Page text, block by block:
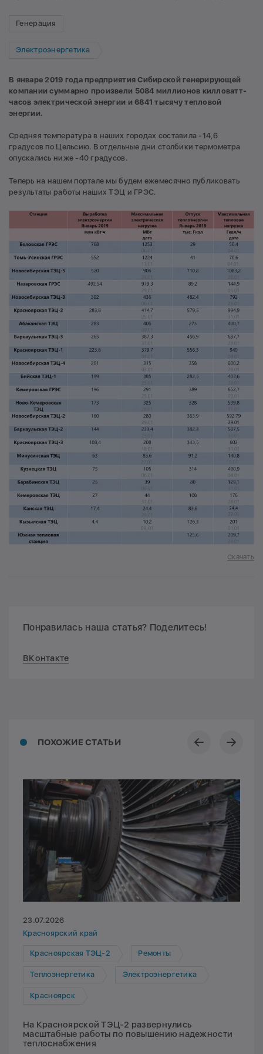
Генерация
Электроэнергетика
В январе 2019 года предприятия Сибирской генерирующей
компании суммарно произвели 5084 миллионов килловатт-
часов электрической энергии и 6841 тысячу тепловой
энергии.
Средняя температура в наших городах составила -14,6
градусов по Цельсию. В отдельные дни столбики термометра
опускались ниже -40 градусов.
Теперь на нашем портале мы будем ежемесячно публиковать
результаты работы наших ТЭЦ и ГРЭС.
Скачать
Понравилась наша статья? Поделитесь!
ВКонтакте
ПОХОЖИЕ СТАТЬИ
23.07.2026
Красноярский край
Красноярская ТЭЦ-2 Ремонты
Теплоэнергетика Электроэнергетика
Красноярск
На Красноярской ТЭЦ-2 развернулись
масштабные работы по повышению надежности
теплоснабжения